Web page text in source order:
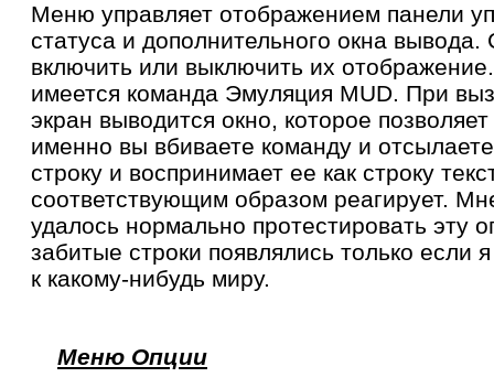
Меню управляет отображением панели
статуса и дополнительного окна
включить или выключить их
имеется команда Эмуляция MUD. При
экран выводится окно, которое
именно вы вбиваете команду и
строку и воспринимает ее как строку
соответствующим образом реагирует.
удалось нормально протестировать эту
забитые строки появлялись только если
к какому-нибудь миру.
Меню Опции